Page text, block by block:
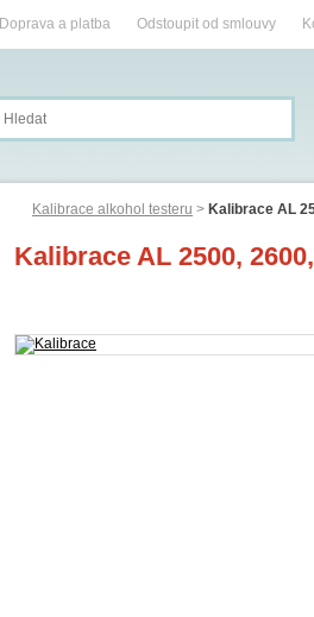
Doprava a platba Odstoupit od smlouvy
Kalibrace alkohol testeru > Kalibrace AL
Kalibrace AL 2500,